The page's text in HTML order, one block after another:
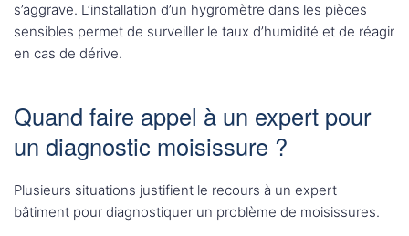
s’aggrave. L’installation d’un hygromètre dans les pièces
sensibles permet de surveiller le taux d’humidité et de réagir
en cas de dérive.
Quand faire appel à un expert pour
un diagnostic moisissure ?
Plusieurs situations justifient le recours à un expert
bâtiment pour diagnostiquer un problème de moisissures.